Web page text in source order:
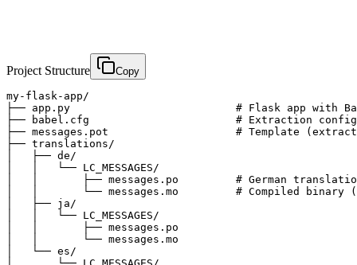
Project Structure Copy
my-flask-app/
├── app.py                          # Flask app with
├── babel.cfg                       # Extraction config
├── messages.pot                    # Template
├── translations/
│   ├── de/
│   │   └── LC_MESSAGES/
│   │       ├── messages.po         # German
│   │       └── messages.mo         # Compiled binary
│   ├── ja/
│   │   └── LC_MESSAGES/
│   │       ├── messages.po
│   │       └── messages.mo
│   └── es/